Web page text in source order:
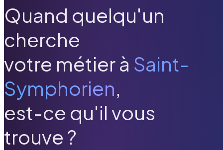
Quand quelqu'un
cherche
votre métier à Saint-
Symphorien,
est-ce qu'il vous
trouve ?